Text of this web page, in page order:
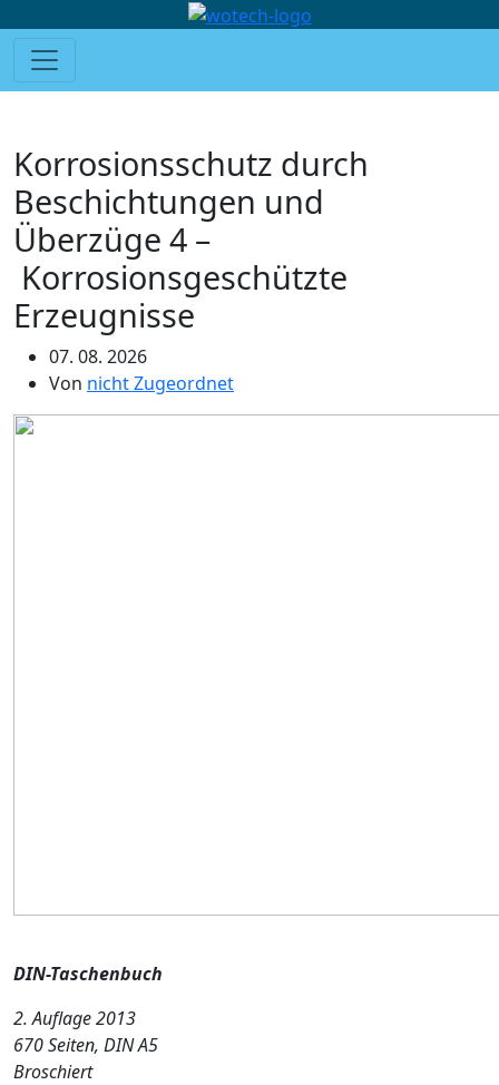
Korrosionsschutz durch
Beschichtungen und
Überzüge 4 –
Korrosionsgeschützte
Erzeugnisse
07. 08. 2026
Von nicht Zugeordnet
DIN-Taschenbuch
2. Auflage 2013
670 Seiten, DIN A5
Broschiert